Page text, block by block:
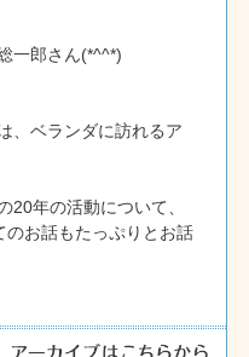
一郎さん(*^^*)
、ベランダに訪れるア
20年の活動について、
のお話もたっぷりとお話